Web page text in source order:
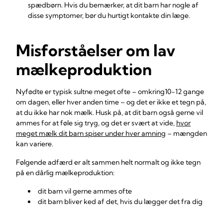
spædbørn. Hvis du bemærker, at dit barn har nogle af
disse symptomer, bør du hurtigt kontakte din læge.
Misforståelser om lav
mælkeproduktion
Nyfødte er typisk sultne meget ofte – omkring10-12 gange
om dagen, eller hver anden time – og det er ikke et tegn på,
at du ikke har nok mælk. Husk på, at dit barn også gerne vil
ammes for at føle sig tryg, og det er svært at vide, hvor
meget mælk dit barn spiser under hver amning – mængden
kan variere.
Følgende adfærd er alt sammen helt normalt og ikke tegn
på en dårlig mælkeproduktion:
dit barn vil gerne ammes ofte
dit barn bliver ked af det, hvis du lægger det fra dig